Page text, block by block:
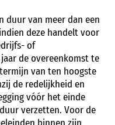
duur van meer dan een
deze handelt voor
of
de overeenkomst te
van ten hoogste
de redelijkheid en
vóór het einde
verzetten. Voor de